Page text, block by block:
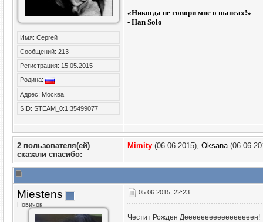
Имя: Сергей
Сообщений: 213
Регистрация: 15.05.2015
Родина:
Адрес: Москва
SID: STEAM_0:1:35499077
«Никогда не говори мне о шансах!»
- Han Solo
2 пользователя(ей)
сказали cпасибо:
Mimity (06.06.2015), Oksana
Miestens
Новичок
05.06.2015, 22:23
Честит Рожден Дееееееееееееееееен!